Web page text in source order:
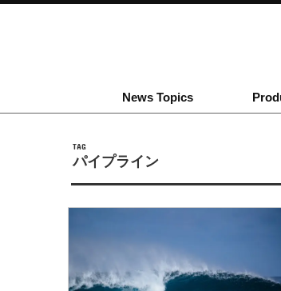
News Topics
TAG
パイプライン